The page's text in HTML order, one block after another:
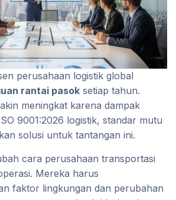
perusahaan logistik global
rantai pasok setiap tahun.
meningkat karena dampak
9001:2026 logistik, standar mutu
solusi untuk tantangan ini.
cara perusahaan transportasi
Mereka harus
faktor lingkungan dan perubahan